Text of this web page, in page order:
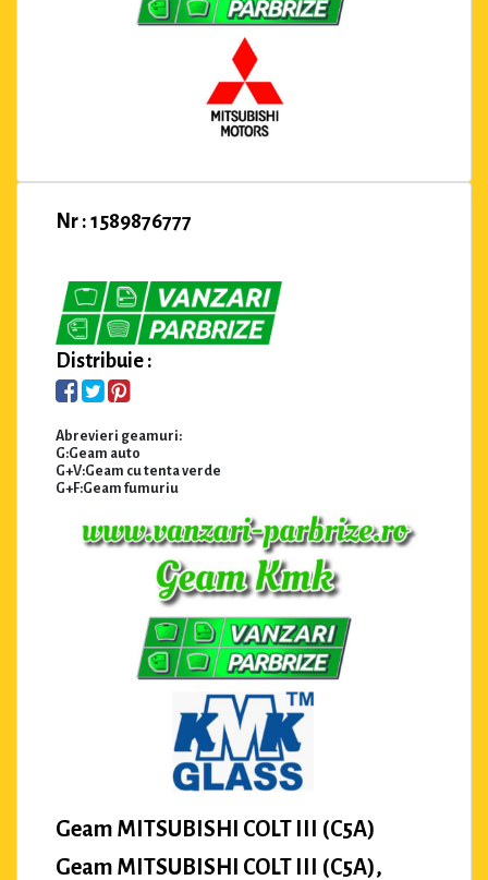
Nr : 1589876777
Distribuie :
Abrevieri geamuri:
G:Geam auto
G+V:Geam cu tenta verde
G+F:Geam fumuriu
Geam MITSUBISHI COLT III (C5A)
Geam MITSUBISHI COLT III (C5A),